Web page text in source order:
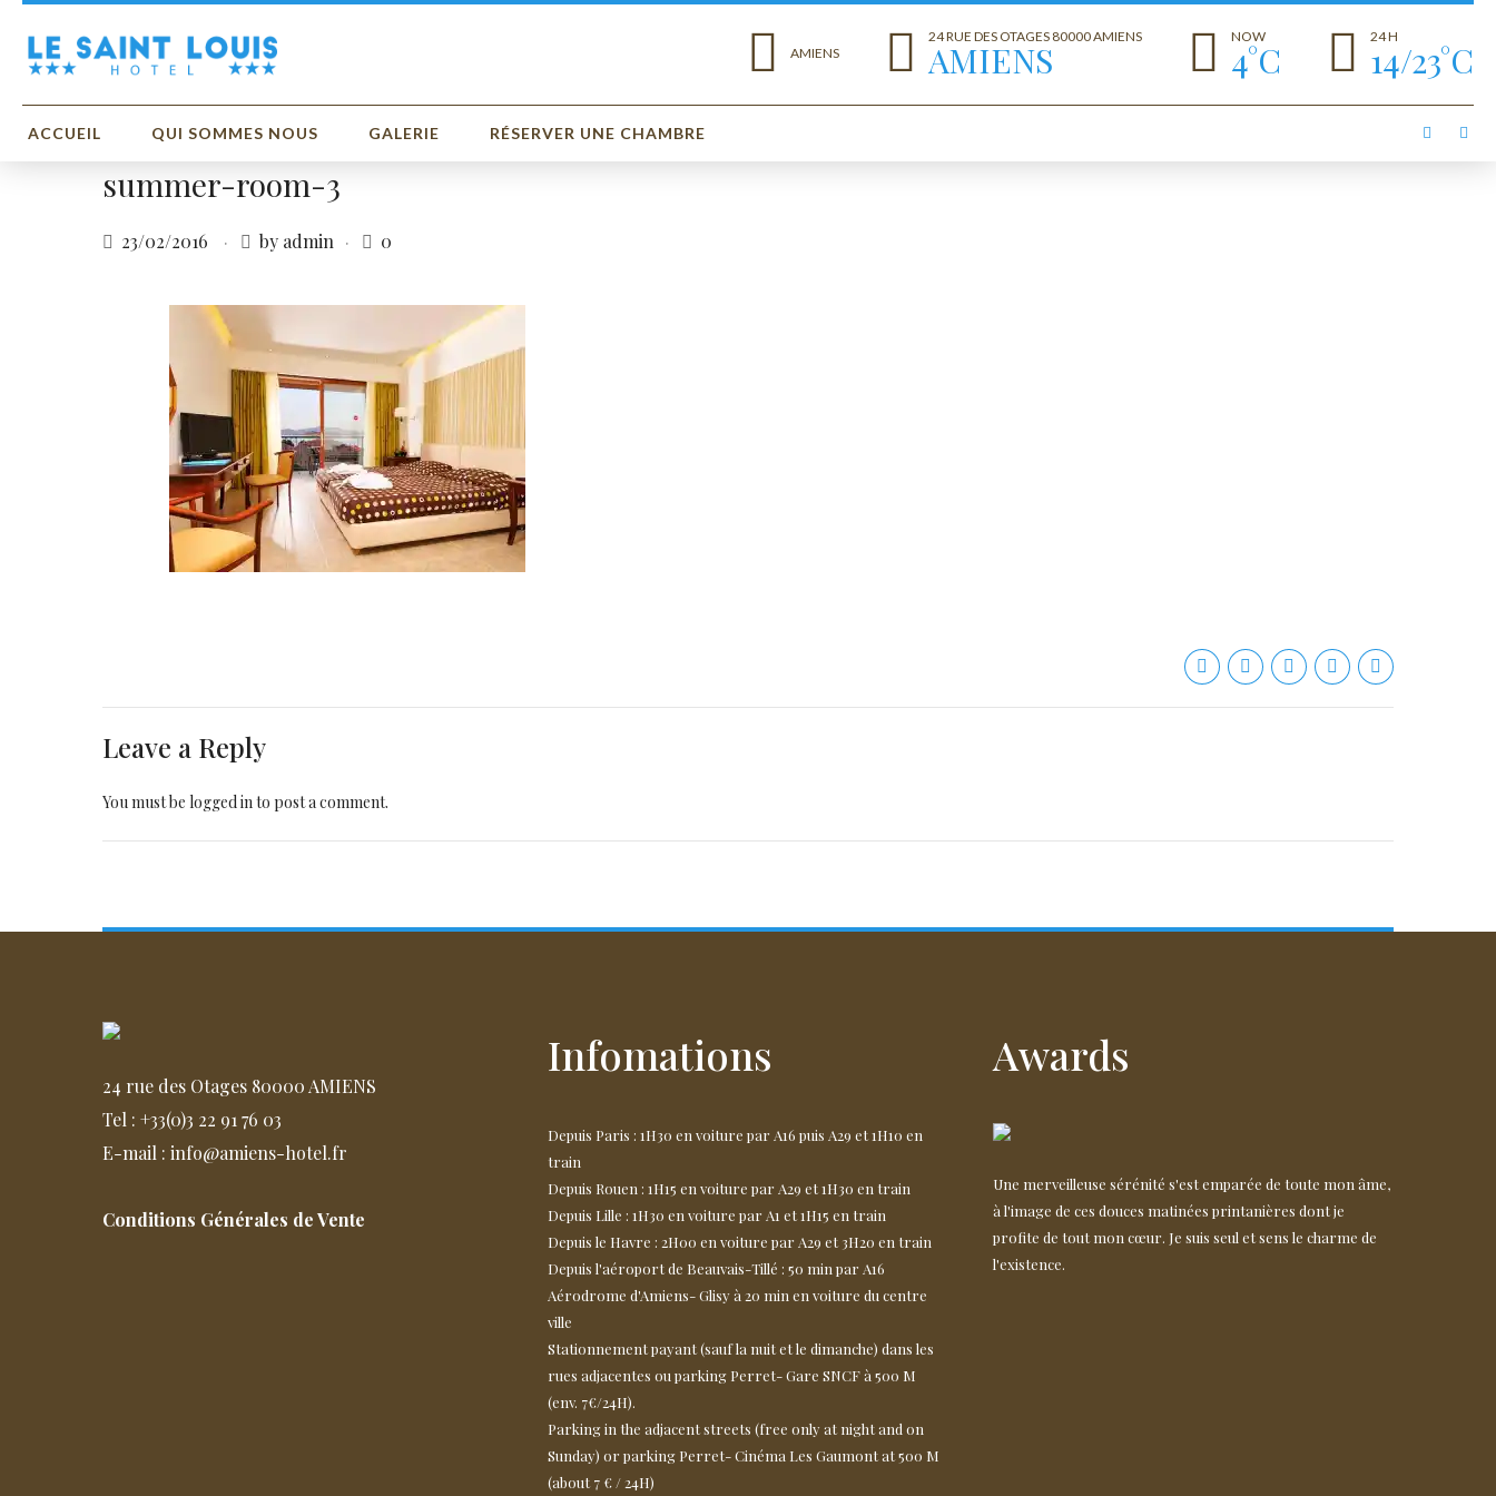
AMIENS
24 RUE DES OTAGES 80000 AMIENS
AMIENS
NOW
4°C
24 H
14/23°C
ACCUEIL QUI SOMMES NOUS GALERIE RÉSERVER UNE CHAMBRE
summer-room-3
23/02/2016 by admin 0
Leave a Reply
You must be logged into post a comment.
24 rue des Otages 80000 AMIENS
Tel : +33(0)3 22 91 76 03
E-mail : info@amiens-hotel.fr
Conditions Générales de Vente
Infomations
Depuis Paris : 1H30 en voiture par A16 puis A29 et 1H10 en
train
Depuis Rouen : 1H15 en voiture par A29 et 1H30 en train
Depuis Lille : 1H30 en voiture par A1 et 1H15 en train
Depuis le Havre : 2H00 en voiture par A29 et 3H20 en train
Depuis l'aéroport de Beauvais-Tillé : 50 min par A16
Aérodrome d'Amiens- Glisy à 20 min en voiture du centre
ville
Stationnement payant (sauf la nuit et le dimanche) dans les
rues adjacentes ou parking Perret- Gare SNCF à 500 M
(env. 7€/24H).
Parking in the adjacent streets (free only at night and on
Sunday) or parking Perret- Cinéma Les Gaumont at 500 M
(about 7 € / 24H)
Awards
Une merveilleuse sérénité s'est emparée de toute mon âme,
à l'image de ces douces matinées printanières dont je
profite de tout mon cœur. Je suis seul et sens le charme de
l'existence.